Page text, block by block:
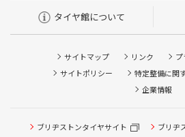
タイヤ館について
サイトマップ リンク
サイトポリシー
特定整備に関
企業情報
ブリヂストンタイヤサイト
ブリヂ
タイヤ点検・安全点検/タイヤ履き